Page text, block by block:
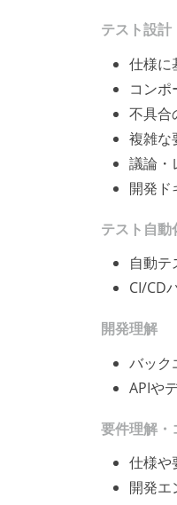
テスト設計
仕様に
コン
不具合
複雑な
議論・
開発ド
テスト自動
自動テ
CI/CD
開発理解
バック
APIや
要件理解・
仕様や
開発エ